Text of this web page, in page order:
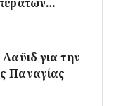
για την
Παναγίας